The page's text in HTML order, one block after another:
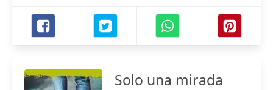
Solo una mirada